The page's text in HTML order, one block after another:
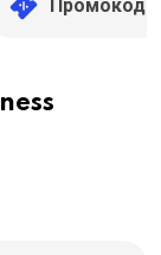
Промокоды